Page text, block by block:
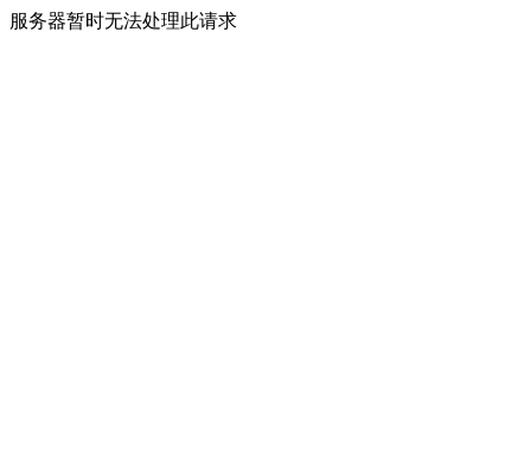
服务器暂时无法处理此请求